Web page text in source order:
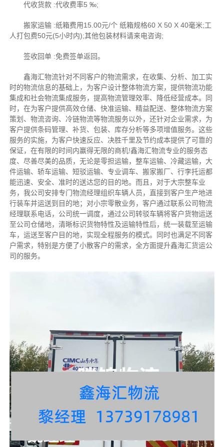
代收货款 :代收费率5 ‰;
搬家运输 :纸箱费用15.00元/个 纸箱规格60 X 50 X 40毫米;工
人打包费50元(5小时内);其他包装材料请来电咨询;
签收回单 :免费签单返回。
鑫海汇物流针对不同客户的物流需求，在收集、分析、加工实
时的物流信息的基础上，为客户设计整体物流方案，提供物流功能
集成和社会物流集成服务，提高物流管理效率、降低经营成本。同
时，在为客户提供高效仓储、快准运输、精益配送、整体物流方案
策划、物流咨询、冷链物流等物流服务以外，还针对企业需求，为
客户提供条码管理、补货、包装、库存分析等多项增值服务。这些
服务的实施，为客户快速反应、决胜千里及节约成本提供了可靠的
保证，在有限的时间内赢得无限的商机!鑫海汇物流专业的服务态
度、尽善尽美的品质，无论是零担运输，整车运输、冷藏运输，大
件运输、轿车运输、短驳运输、专业调车、搬家搬厂、行李托运都
能迅速、安全、准时的送达您的目的地。而且，对于大宗整车业
务，我公司安排专门物流经理组织车辆人员，直接到客户生产地进
行装车并运送到目的地；对小宗零散业务，客户通过联系公司物流
经理联系电话，公司统一调度，通过公司转驳车辆将客户货物运送
至公司仓储地，清晰标识货物特性及运输特性后，统一装载至运输
车，运送至客户目的地，实现全程服务的模式。同时也满足不同客
户需求，特别是方便了小散客户的需求，全方面提升鑫海汇货运公
司的服务。